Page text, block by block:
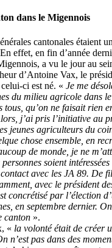
dans le Migennois
cantonales étaient
effet, en fin d’année
a vu le jour au
d’Antoine Vax, le
ci est né. « Je me
du milieu agricole dans
tous, qu’on ne faisait rien
j’ai pris l’initiative au
jeunes agriculteurs du
chose ensemble, en
de monde, je ne
soient intéressées
avec les JA 89. De
avec le président
concrétisé par l’élection
en septembre dernier.
canton ».
« la volonté était de créer
n’est pas dans des